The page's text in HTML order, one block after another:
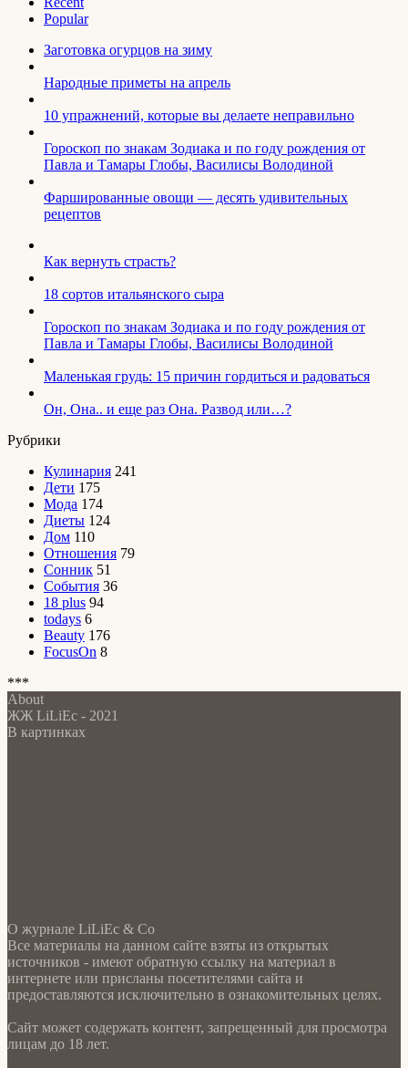
Popular
Заготовка огурцов на зиму
Народные приметы на апрель
10 упражнений, которые вы делаете неправильно
Гороскоп по знакам Зодиака и по году рождения от
Павла и Тамары Глобы, Василисы Володиной
Фаршированные овощи — десять удивительных
рецептов
Как вернуть страсть?
18 сортов итальянского сыра
Гороскоп по знакам Зодиака и по году рождения от
Павла и Тамары Глобы, Василисы Володиной
Маленькая грудь: 15 причин гордиться и радоваться
Он, Она.. и еще раз Она. Развод или…?
Рубрики
Кулинария 241
Дети 175
Мода 174
Диеты 124
Дом 110
Отношения 79
Сонник 51
События 36
18 plus 94
todays 6
Beauty 176
FocusOn 8
***
About
ЖЖ LiLiEc - 2021
В картинках
О журнале LiLiEc & Co
Все материалы на данном сайте взяты из открытых
источников - имеют обратную ссылку на материал в
интернете или присланы посетителями сайта и
предоставляются исключительно в ознакомительных целях.
Сайт может содержать контент, запрещенный для просмотра
лицам до 18 лет.